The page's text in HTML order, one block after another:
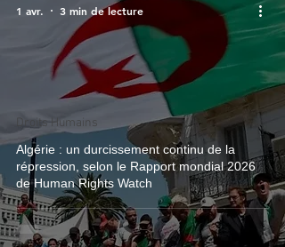
Algérie : un durcissement continu de la
répression, selon le Rapport mondial 2026
de Human Rights Watch
Droits Humains
1 avr. 3 min de lecture